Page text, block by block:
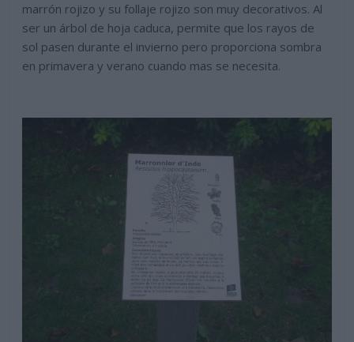
marrón rojizo y su follaje rojizo son muy decorativos. Al
ser un árbol de hoja caduca, permite que los rayos de
sol pasen durante el invierno pero proporciona sombra
en primavera y verano cuando mas se necesita.